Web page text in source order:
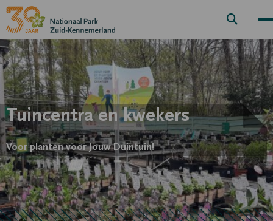
Zoek
Tuincentra en kwekers
Voor planten voor Jouw Duintuin!